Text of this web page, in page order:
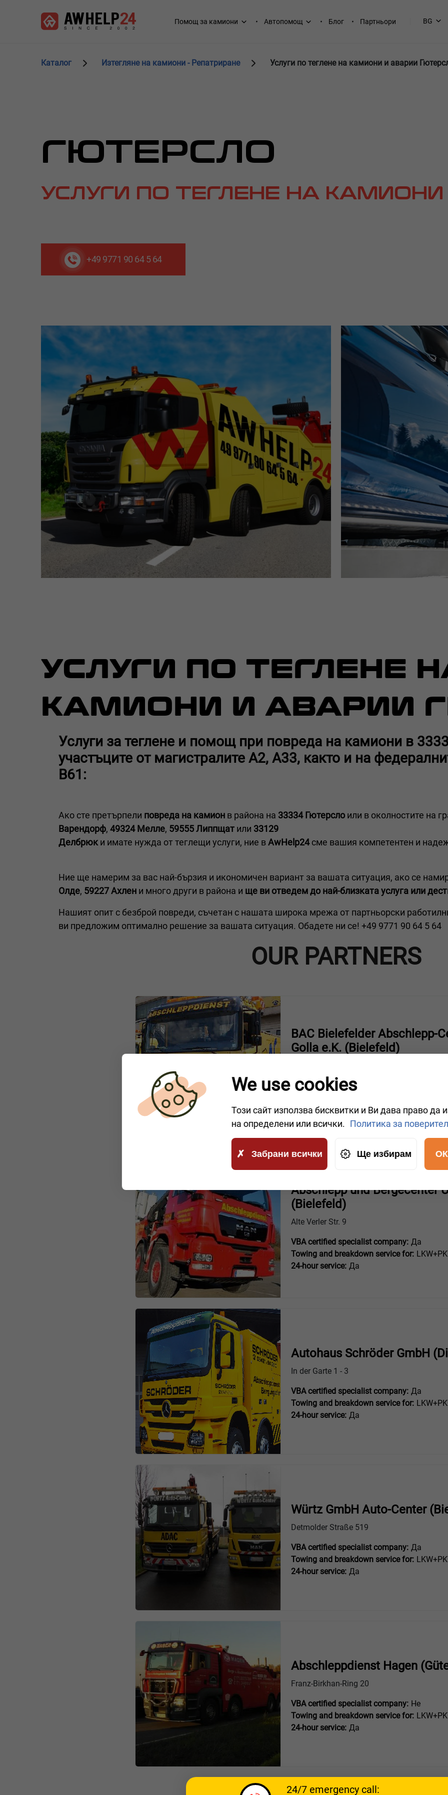
Main
Помощ за камиони Автопомощ Блог Партньори BG
Каталог Изтегляне на камиони - Репатриране Услуги по теглене на камиони и аварии
ГЮТЕРСЛО
УСЛУГИ ПО ТЕГЛЕНЕ НА
+49 9771 90 64 5 64
УСЛУГИ ПО ТЕГЛЕНЕ
КАМИОНИ И АВАРИИ
Услуги за теглене и помощ при повреда на камиони в
участъците от магистралите А2, А33, както и на
B61:
Ако сте претърпели повреда на камион в района на 33334 Гютерсло или в околностите на
Варендорф, 49324 Мелле, 59555 Липпщат или 33129
Делбрюки имате нужда от теглещи услуги, ние вAwHelp24сме вашия компетентен и
Ние ще намерим за вас най-бързия и икономичен вариант за вашата ситуация, ако се
Олде, 59227 Ахлен и много други в района и ще ви отведем до най-близката услуга или
Нашият опит с безброй повреди, съчетан с нашата широка мрежа от партньорски
ви предложим оптимално решение за вашата ситуация. Обадете ни се! +49 9771 90 64 5 64
OUR PARTNERS
BAC Bielefelder Abschlepp-
Golla e.K. (Bielefeld)
VBA certified specialist company:
24-hour service: Да
Abschlepp und Bergecenter
(Bielefeld)
Alte Verler Str. 9
VBA certified specialist company: Да
Towing and breakdown service for:
24-hour service: Да
Autohaus Schröder GmbH
In der Garte 1 - 3
VBA certified specialist company: Да
Towing and breakdown service for:
24-hour service: Да
Würtz GmbH Auto-Center
Detmolder Straße 519
VBA certified specialist company: Да
Towing and breakdown service for:
24-hour service: Да
Abschleppdienst Hagen
Franz-Birkhan-Ring 20
VBA certified specialist company: Не
Towing and breakdown service for:
24-hour service: Да
24/7 emergency call:
We use cookies
Този сайт използва бисквитки и Ви дава право да
на определени или всички. Политика за
Забрани всички Ще избирам